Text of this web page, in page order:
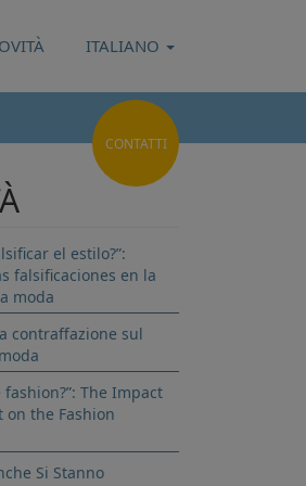
ITALIANO
CONTATTI
el estilo?”:
falsificaciones en la
moda
contraffazione sul
fashion?”: The Impact
on the Fashion
Si Stanno